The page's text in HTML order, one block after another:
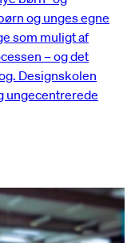
og unges egne
som muligt af
– og det
Designskolen
ungecentrerede